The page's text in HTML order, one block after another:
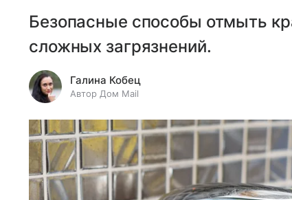
Безопасные способы отмыть
сложных загрязнений.
Галина Кобец
Автор Дом Mail